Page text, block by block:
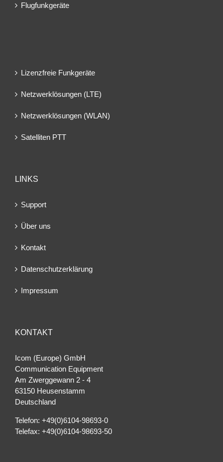
Flugfunkgeräte
Lizenzfreie Funkgeräte
Netzwerklösungen (LTE)
Netzwerklösungen (WLAN)
Satelliten PTT
LINKS
Support
Über uns
Kontakt
Datenschutzerklärung
Impressum
KONTAKT
Icom (Europe) GmbH
Communication Equipment
Am Zwerggewann 2 ‐ 4
63150 Heusenstamm
Deutschland
Telefon: +49(0)6104-98693-0
Telefax: +49(0)6104-98693-50